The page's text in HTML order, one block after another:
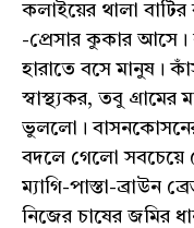
কলাইয়ের থালা বাটির
-প্রেসার কুকার আসে।
হারাতে বসে মানুষ।
স্বাস্থ্যকর, তবু
ভুললো। বাসনকোসনের
বদলে গেলো সবচেয়ে
ম্যাগি-পাস্তা-ব্রাউন
নিজের চাষের জমির